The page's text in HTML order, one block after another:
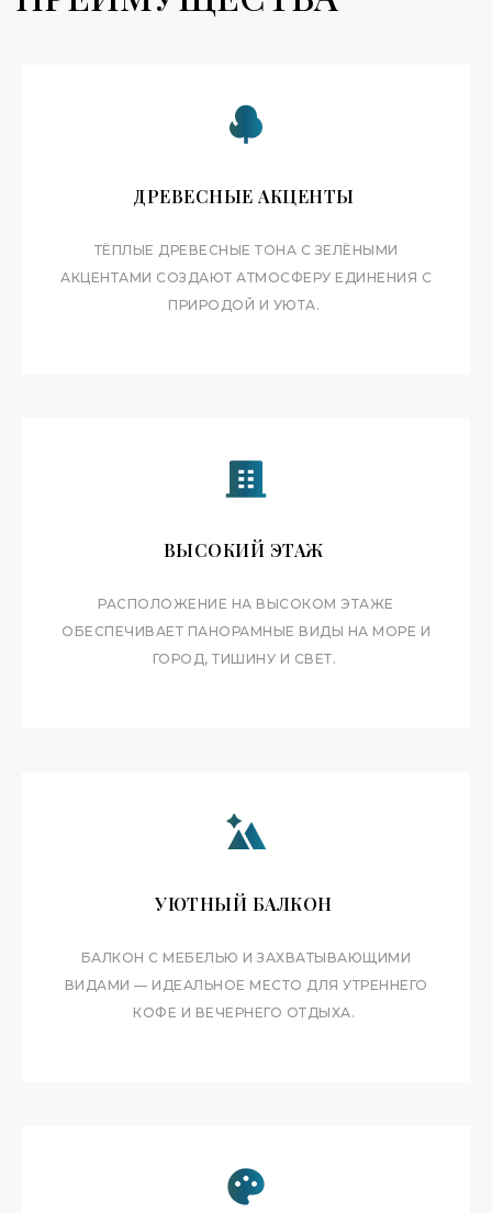
ДРЕВЕСНЫЕ АКЦЕНТЫ
ТЁПЛЫЕ ДРЕВЕСНЫЕ ТОНА С ЗЕЛЁНЫМИ
АКЦЕНТАМИ СОЗДАЮТ АТМОСФЕРУ ЕДИНЕНИЯ С
ПРИРОДОЙ И УЮТА.
ВЫСОКИЙ ЭТАЖ
РАСПОЛОЖЕНИЕ НА ВЫСОКОМ ЭТАЖЕ
ОБЕСПЕЧИВАЕТ ПАНОРАМНЫЕ ВИДЫ НА МОРЕ И
ГОРОД, ТИШИНУ И СВЕТ.
УЮТНЫЙ БАЛКОН
БАЛКОН С МЕБЕЛЬЮ И ЗАХВАТЫВАЮЩИМИ
ВИДАМИ — ИДЕАЛЬНОЕ МЕСТО ДЛЯ УТРЕННЕГО
КОФЕ И ВЕЧЕРНЕГО ОТДЫХА.
ХАРАКТЕРИСТИКИ
ПЛОЩАДЬ
ЭТАЖ
ВЫСОКИЙ ЭТАЖ
КУХНЯ
ДО 4 ГОСТЕЙ
1 СОВРЕМЕННЫЙ САНУЗЕЛ
ОСНАЩЕНИЕ